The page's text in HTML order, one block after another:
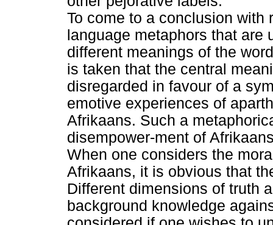
To come to a conclusion with
language metaphors that are
different meanings of the
is taken that the central
disregarded in favour of a
emotive experiences of
Afrikaans. Such a
disempower-ment of
When one considers the
Afrikaans, it is obvious that
Different dimensions of truth
background knowledge